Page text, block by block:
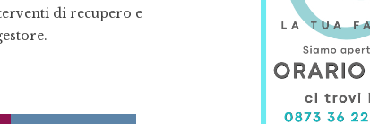
di recupero e